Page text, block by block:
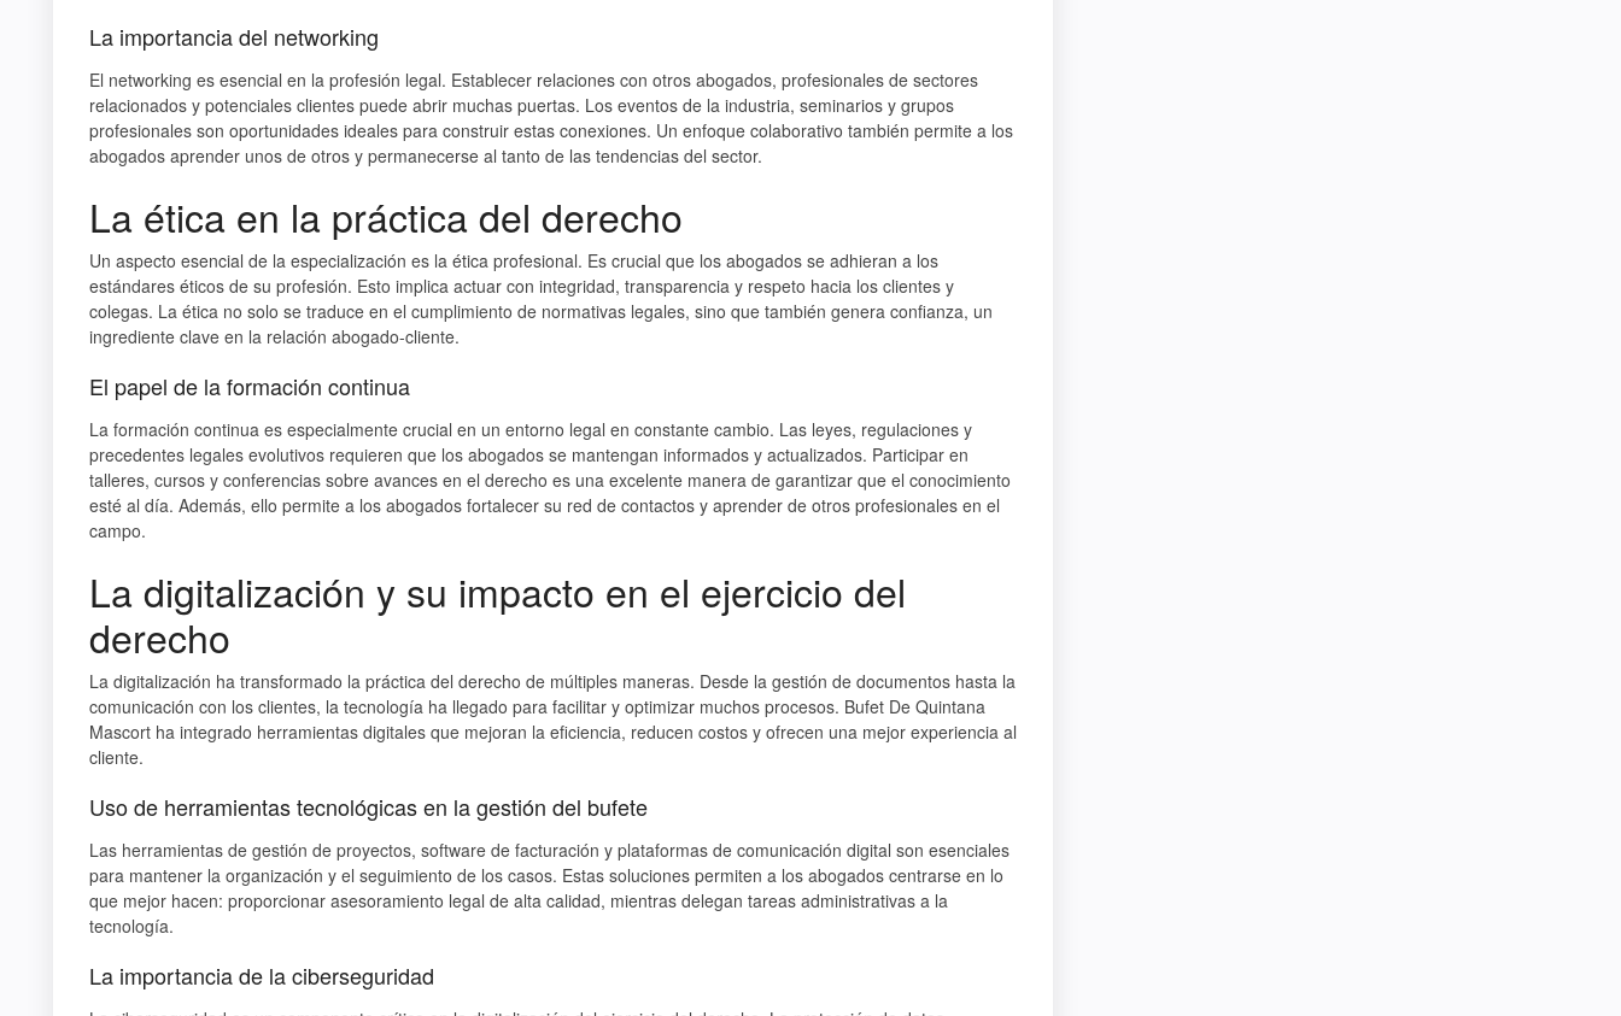
La importancia del networking
El networking es esencial en la profesión legal. Establecer relaciones con otros abogados, profesionales de sectores
relacionados y potenciales clientes puede abrir muchas puertas. Los eventos de la industria, seminarios y grupos
profesionales son oportunidades ideales para construir estas conexiones. Un enfoque colaborativo también permite a los
abogados aprender unos de otros y permanecerse al tanto de las tendencias del sector.
La ética en la práctica del derecho
Un aspecto esencial de la especialización es la ética profesional. Es crucial que los abogados se adhieran a los
estándares éticos de su profesión. Esto implica actuar con integridad, transparencia y respeto hacia los clientes y
colegas. La ética no solo se traduce en el cumplimiento de normativas legales, sino que también genera confianza, un
ingrediente clave en la relación abogado-cliente.
El papel de la formación continua
La formación continua es especialmente crucial en un entorno legal en constante cambio. Las leyes, regulaciones y
precedentes legales evolutivos requieren que los abogados se mantengan informados y actualizados. Participar en
talleres, cursos y conferencias sobre avances en el derecho es una excelente manera de garantizar que el conocimiento
esté al día. Además, ello permite a los abogados fortalecer su red de contactos y aprender de otros profesionales en el
campo.
La digitalización y su impacto en el ejercicio del
derecho
La digitalización ha transformado la práctica del derecho de múltiples maneras. Desde la gestión de documentos hasta la
comunicación con los clientes, la tecnología ha llegado para facilitar y optimizar muchos procesos. Bufet De Quintana
Mascort ha integrado herramientas digitales que mejoran la eficiencia, reducen costos y ofrecen una mejor experiencia al
cliente.
Uso de herramientas tecnológicas en la gestión del bufete
Las herramientas de gestión de proyectos, software de facturación y plataformas de comunicación digital son esenciales
para mantener la organización y el seguimiento de los casos. Estas soluciones permiten a los abogados centrarse en lo
que mejor hacen: proporcionar asesoramiento legal de alta calidad, mientras delegan tareas administrativas a la
tecnología.
La importancia de la ciberseguridad